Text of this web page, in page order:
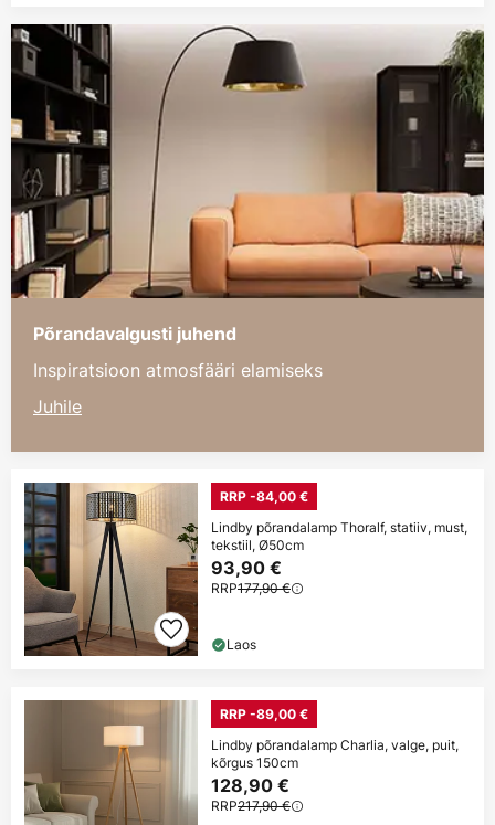
Põrandavalgusti juhend
Inspiratsioon atmosfääri elamiseks
Juhile
RRP -84,00 €
Lindby põrandalamp Thoralf, statiiv, must,
tekstiil, Ø50cm
93,90 €
RRP177,90 €
Laos
RRP -89,00 €
Lindby põrandalamp Charlia, valge, puit,
kõrgus 150cm
128,90 €
RRP217,90 €